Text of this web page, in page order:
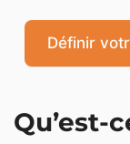
Définir
Qu’est-